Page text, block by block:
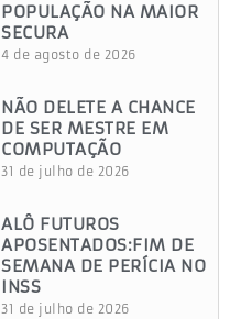
POPULAÇÃO NA MAIOR
SECURA
4 de agosto de 2026
NÃO DELETE A CHANCE
DE SER MESTRE EM
COMPUTAÇÃO
31 de julho de 2026
ALÔ FUTUROS
APOSENTADOS:FIM DE
SEMANA DE PERÍCIA NO
INSS
31 de julho de 2026